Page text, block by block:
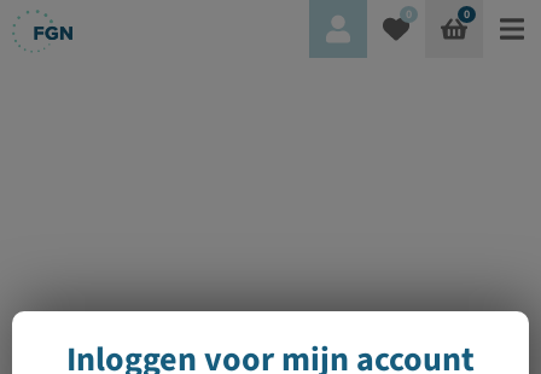
0 0
Inloggen voor mijn account